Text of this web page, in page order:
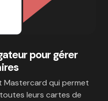
pour gérer
Mastercard qui permet
leurs cartes de